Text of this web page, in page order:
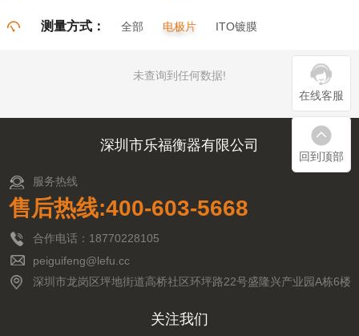
在线客服
回到顶部
测量方式： 全部 电极片 ITO镀膜
未查询到任何数据!
深圳市乐福衡器有限公司
服务热线
售后热线:400-603-5668
合作电话：18770228105
peiguifeng@lefu.cc
深圳市龙岗区坪地街道高桥社区环坪路22号盛隆兴产业园A栋6楼
关注我们